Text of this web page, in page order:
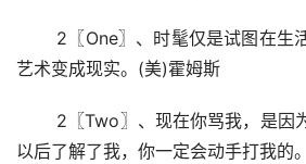
艺术变成现实。(美)霍姆斯
以后了解了我，你一定会动手打我的。